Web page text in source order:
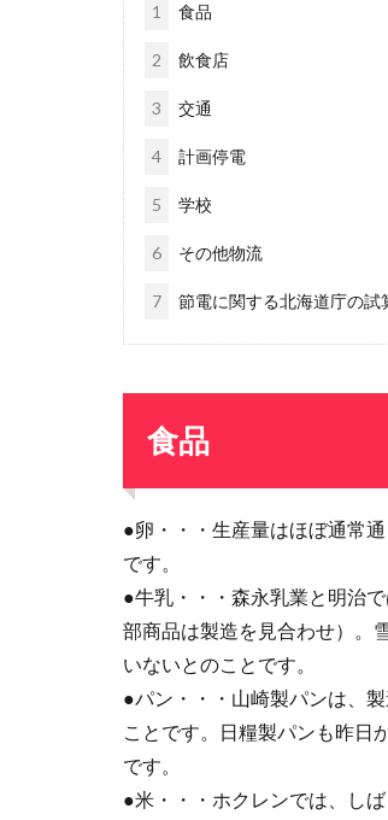
1 食品
2 飲食店
3 交通
4 計画停電
5 学校
6 その他物流
7 節電に関する北海道庁の試
食品
●卵・・・生産量はほぼ通常
です。
●牛乳・・・森永乳業と明治
部商品は製造を見合わせ）。
いないとのことです。
●パン・・・山崎製パンは、
ことです。日糧製パンも昨日
です。
●米・・・ホクレンでは、し